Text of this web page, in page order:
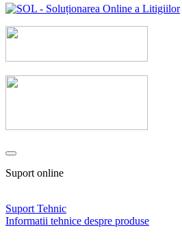
Suport online
Suport Tehnic
Informatii tehnice despre produse